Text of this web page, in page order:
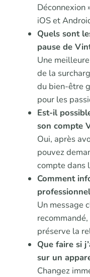
Déconnexion
iOS et
Quels sont
pause de
Une
de la
du bien-être
pour les
Est-il
son compte
Oui, après
pouvez
compte dans
Comment
Un message
préserve la
Que faire si
sur un
Changez